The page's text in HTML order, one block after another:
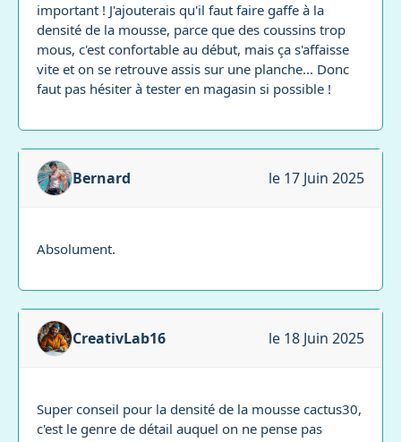
important ! J'ajouterais qu'il faut faire gaffe à la
densité de la mousse, parce que des coussins trop
mous, c'est confortable au début, mais ça s'affaisse
vite et on se retrouve assis sur une planche... Donc
faut pas hésiter à tester en magasin si possible !
Bernard le 17 Juin 2025
Absolument.
CreativLab16 le 18 Juin 2025
Super conseil pour la densité de la mousse cactus30,
c'est le genre de détail auquel on ne pense pas